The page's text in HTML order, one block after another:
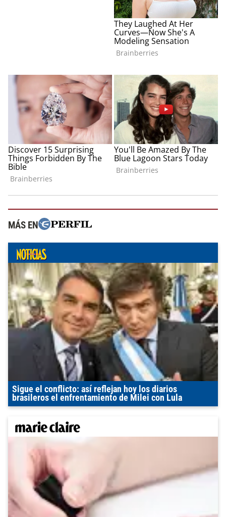
MÁS EN
Sigue el conflicto: así reflejan hoy los diarios
brasileros el enfrentamiento de Milei con Lula